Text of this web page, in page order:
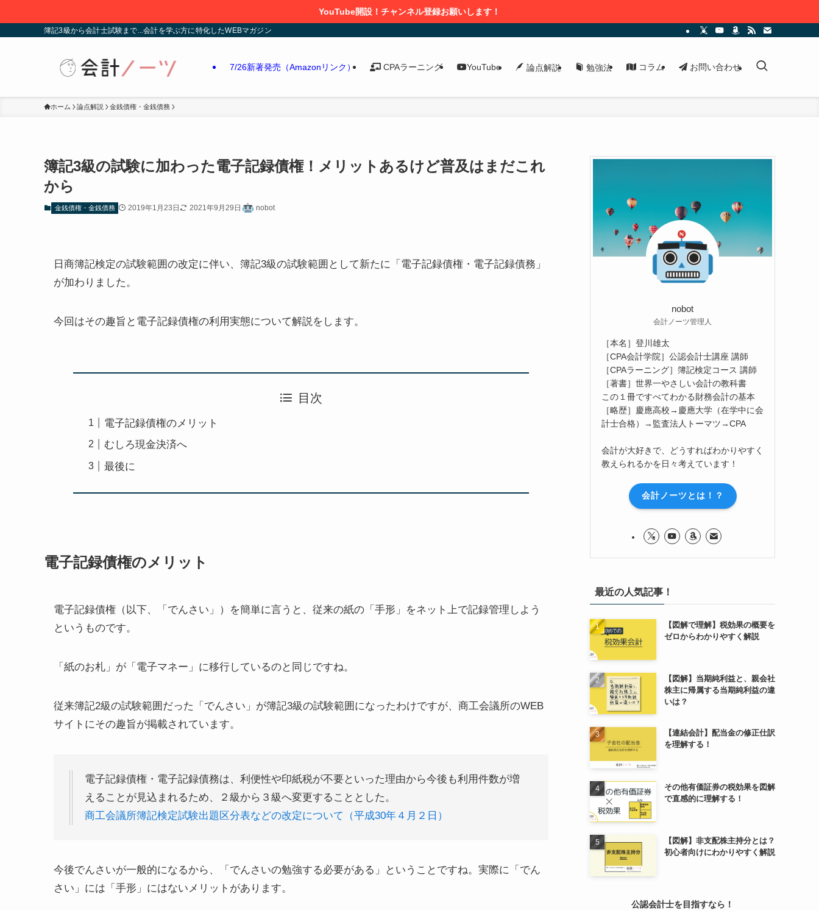
YouTube開設！チャンネル登録お願いします！
簿記3級から会計士試験まで...会計を学ぶ方に特化したWEBマガジン
7/26新著発売（Amazonリンク） CPAラーニング YouTube 論点解説 勉強法 コラム お問い合わせ
ホーム 論点解説 金銭債権・金銭債務
簿記3級の試験に加わった電子記録債権！メリットあるけど普及はまだこれ
から
金銭債権・金銭債務 2019年1月23日 2021年9月29日 nobot
日商簿記検定の試験範囲の改定に伴い、 簿記3級の試験範囲として新たに「電子記録債権・電子記録債務」
が加わりました。
今回はその趣旨 と電子記録債権の利用実態について解説をします。
目次
電子記録債権のメリット
むしろ現金決済へ
最後に
電子記録債権のメリット
電子記録債権（以下、
「でんさい」）を簡単に言うと、従来の紙の「手形」をネット上で記録管理しよう
というものです。
「紙のお札」が「電子マネー」に移行しているのと同じですね。
従来簿記2級の試験範囲だった「でんさい」が簿記3級の試験範囲になったわけですが、商工会議所のWEB
サイトにその趣旨が掲載されています。
電子記録債権・電子記録債務は、利便性や印紙税が不要といった理由から今後も利用件数が増
えることが見込まれるため、２級から３級へ変更することとした。
商工会議所簿記検定試験出題区分表などの改定について（平成30年４月２日）
今後でんさいが一般的になるから、 「でんさいの勉強する必要がある」
ということですね。実際に「でん
さい」には「手形」にはないメリットがあります。
nobot
会計ノーツ管理人
［本名］登川雄太
［CPA会計学院］公認会計士講座 講師
［CPAラーニング］簿記検定コース 講師
［著書］世界一やさしい会計の教科書
この１冊ですべてわかる財務会計の基本
［略歴］慶應高校→慶應大学（在学中に会
計士合格）→監査法人トーマツ→CPA
会計が大好きで、どうすればわかりやすく
教えられるかを日々考えています！
会計ノーツとは！？
最近の人気記事！
【図解で理解】税効果の概要を
ゼロからわかりやすく解説
【図解】当期純利益と、親会社
株主に帰属する当期純利益の違
いは？
【連結会計】配当金の修正仕訳
を理解する！
その他有価証券の税効果を図解
で直感的に理解する！
【図解】非支配株主持分とは？
初心者向けにわかりやすく解説
公認会計士を目指すなら！